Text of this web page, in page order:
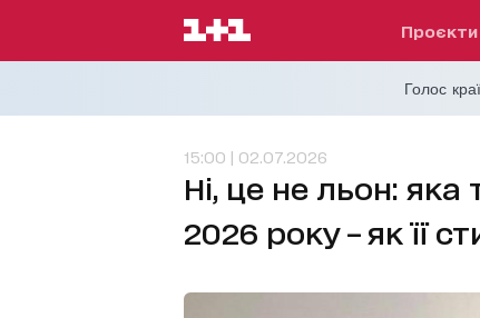
проєкти
Голос
15:00 | 02.07.2026
Ні, це не льон: яка
2026 року – як її